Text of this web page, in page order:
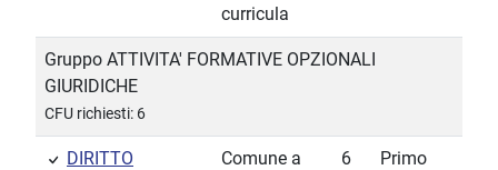
curricula
Gruppo ATTIVITA' FORMATIVE OPZIONALI
GIURIDICHE
CFU richiesti: 6
DIRITTO
Comune a
6
Primo